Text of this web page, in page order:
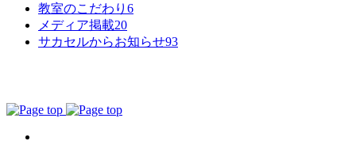
教室のこだわり 6
メディア掲載20
サカセルからお知らせ93